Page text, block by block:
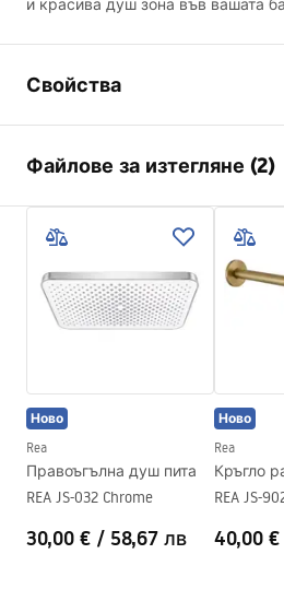
и красива душ зона във вашата
Свойства
Материал
Начин на монтаж
Ширина
405
Височина
28
Дълбочина
Файлове за изтегляне (2)
Гаранционни условия
Ново
Rea
Правоъгълна душ пита
REA JS-032 Chrome
30,00 € / 58,67 лв
Ново
Rea
Кръгло
REA JS-
40,00 €